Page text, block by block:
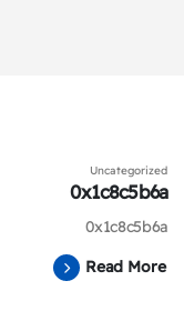
Uncategorized
0x1c8c5b6a
0x1c8c5b6a
Read More